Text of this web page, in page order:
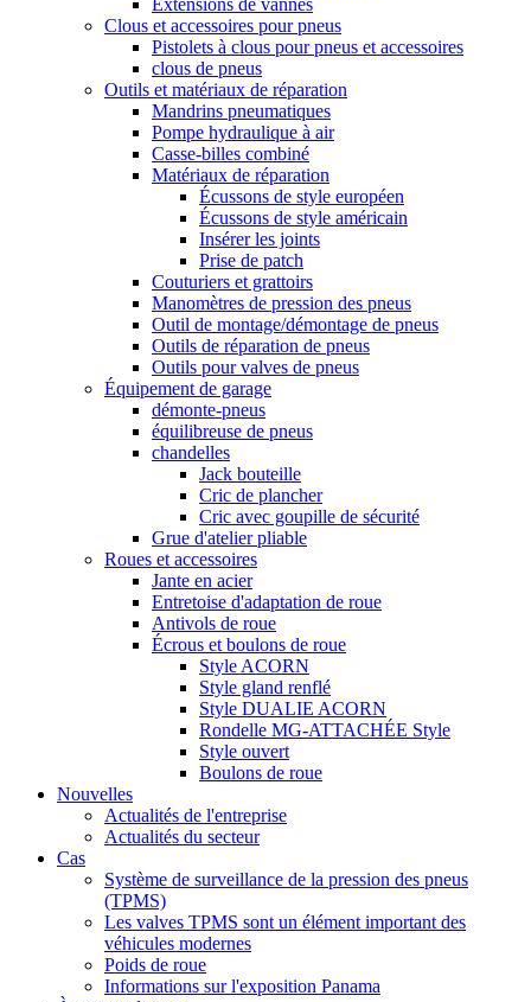
Extensions de vannes
Clous et accessoires pour pneus
Pistolets à clous pour pneus et accessoires
clous de pneus
Outils et matériaux de réparation
Mandrins pneumatiques
Pompe hydraulique à air
Casse-billes combiné
Matériaux de réparation
Écussons de style européen
Écussons de style américain
Insérer les joints
Prise de patch
Couturiers et grattoirs
Manomètres de pression des pneus
Outil de montage/démontage de pneus
Outils de réparation de pneus
Outils pour valves de pneus
Équipement de garage
démonte-pneus
équilibreuse de pneus
chandelles
Jack bouteille
Cric de plancher
Cric avec goupille de sécurité
Grue d'atelier pliable
Roues et accessoires
Jante en acier
Entretoise d'adaptation de roue
Antivols de roue
Écrous et boulons de roue
Style ACORN
Style gland renflé
Style DUALIE ACORN
Rondelle MG-ATTACHÉE Style
Style ouvert
Boulons de roue
Nouvelles
Actualités de l'entreprise
Actualités du secteur
Cas
Système de surveillance de la pression des pneus
(TPMS)
Les valves TPMS sont un élément important des
véhicules modernes
Poids de roue
Informations sur l'exposition Panama